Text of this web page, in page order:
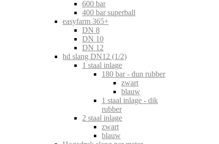
600 bar
400 bar superball
easyfarm 365+
DN 8
DN 10
DN 12
hd slang DN12 (1/2)
1 staal inlage
180 bar - dun rubber
zwart
blauw
1 staal inlage - dik
rubber
2 staal inlage
zwart
blauw